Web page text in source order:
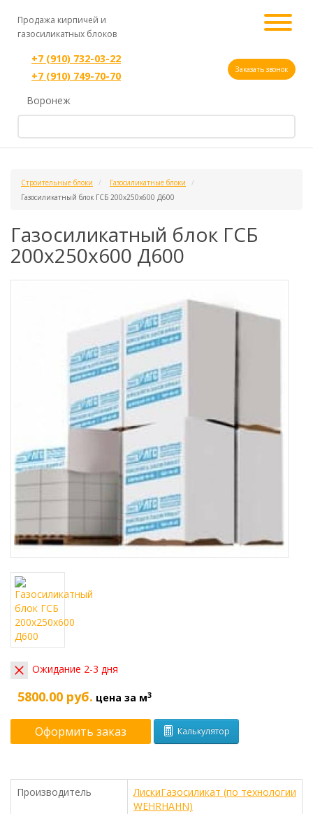
Продажа кирпичей и
газосиликатных блоков
+7 (910) 732-03-22
+7 (910) 749-70-70
Заказать звонок
Воронеж
Строительные блоки
Газосиликатные блоки
Газосиликатный блок ГСБ 200х250х600 Д600
Газосиликатный блок ГСБ
200х250х600 Д600
Ожидание 2-3 дня
5800.00 руб. цена за м3
Оформить заказ Калькулятор
Производитель
ЛискиГазосиликат (по технологии
WEHRHAHN)